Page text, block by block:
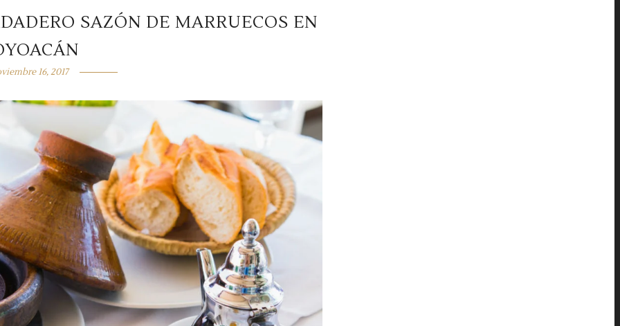
SAZÓN DE MARRUECOS EN
16, 2017